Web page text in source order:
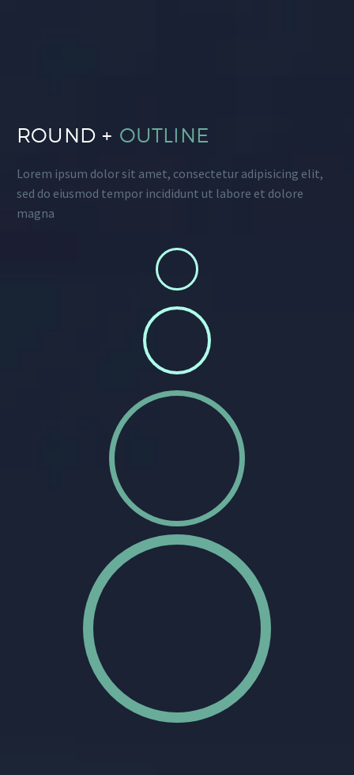
ROUND + OUTLINE
Lorem ipsum dolor sit amet, consectetur adipisicing elit,
sed do eiusmod tempor incididunt ut labore et dolore
magna